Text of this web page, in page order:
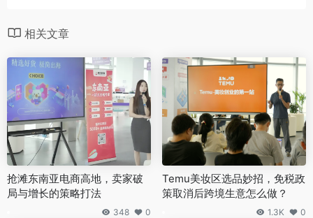
相关文章
抢滩东南亚电商高地，卖家破
局与增长的策略打法
348 0
Temu美妆区选品妙招，免税政
策取消后跨境生意怎么做？
1.3K 0